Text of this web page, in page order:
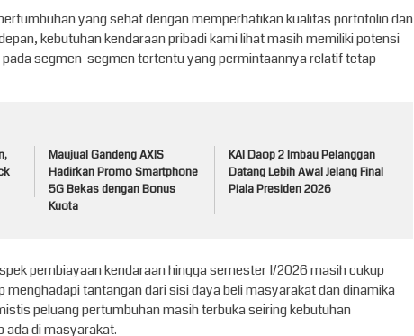
yang sehat dengan memperhatikan kualitas portofolio dan
kebutuhan kendaraan pribadi kami lihat masih memiliki potensi
segmen-segmen tertentu yang permintaannya relatif tetap
Maujual Gandeng AXIS
Hadirkan Promo Smartphone
5G Bekas dengan Bonus
Kuota
KAI Daop 2 Imbau Pelanggan
Datang Lebih Awal Jelang Final
Piala Presiden 2026
pembiayaan kendaraan hingga semester I/2026 masih cukup
tantangan dari sisi daya beli masyarakat dan dinamika
peluang pertumbuhan masih terbuka seiring kebutuhan
ada di masyarakat.